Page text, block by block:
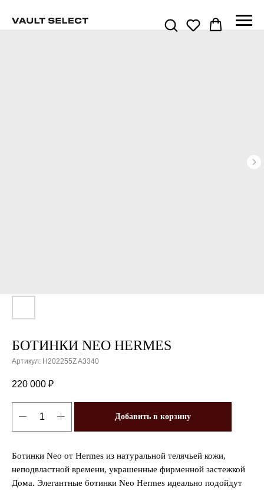
БОТИНКИ NEO HERMES
Артикул: H202255Z A3340
220 000 ₽
Добавить в корзину
Ботинки Neo от Hermes из натуральной телячьей кожи,
неподвластной времени, украшенные фирменной застежкой
Дома. Элегантные ботинки Neo Hermes идеально подойдут